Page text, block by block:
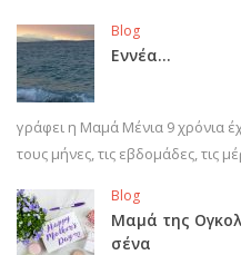
Blog
Εννέα…
γράφει η Μαμά Μένια 9 χρόνια
τους μήνες, τις εβδομάδες, τις
Blog
Μαμά της
σένα